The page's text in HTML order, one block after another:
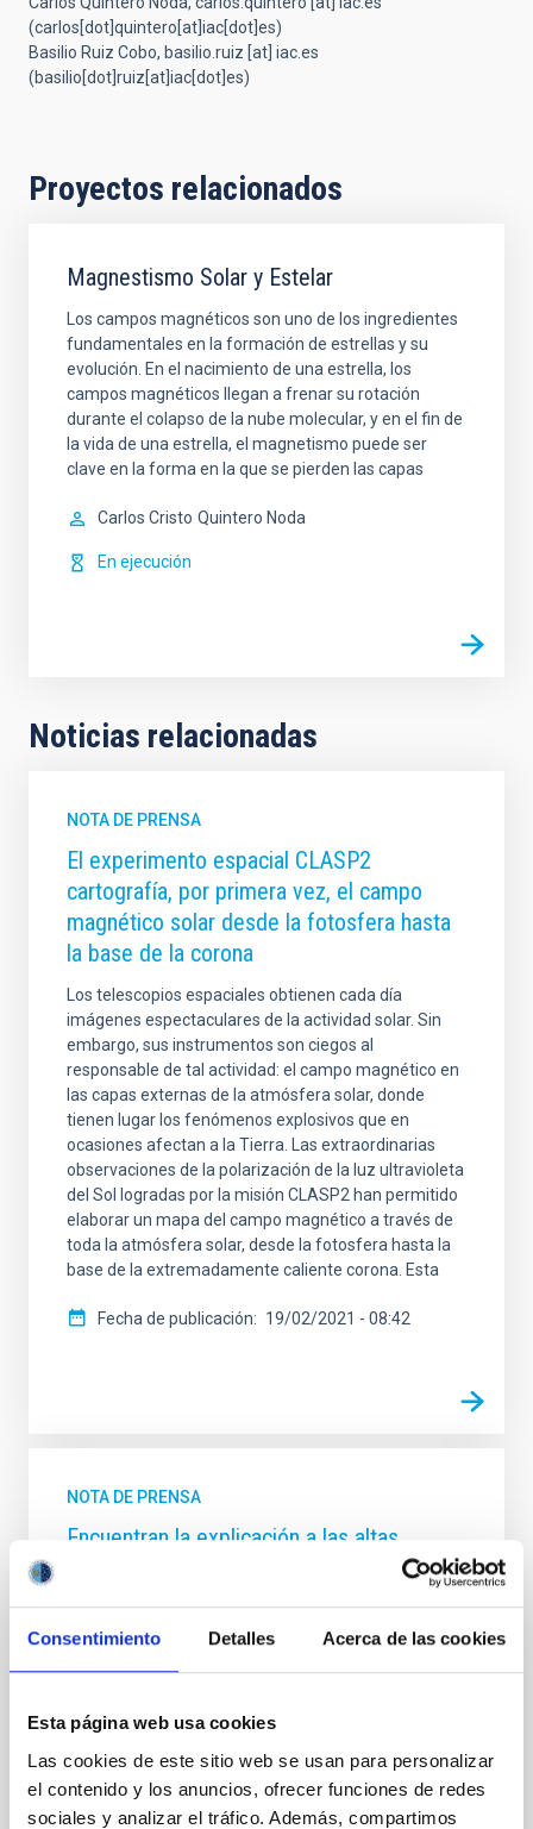
Consentimiento Detalles Acerca de las cookies
Esta página web usa cookies
Las cookies de este sitio web se usan para personalizar
el contenido y los anuncios, ofrecer funciones de redes
sociales y analizar el tráfico. Además, compartimos
(carlos[dot]quintero[at]iac[dot]es)
Basilio Ruiz Cobo, basilio.ruiz [at] iac.es
(basilio[dot]ruiz[at]iac[dot]es)
Proyectos relacionados
Magnestismo Solar y Estelar
Los campos magnéticos son uno de los ingredientes
fundamentales en la formación de estrellas y su
evolución. En el nacimiento de una estrella, los
campos magnéticos llegan a frenar su rotación
durante el colapso de la nube molecular, y en el fin de
la vida de una estrella, el magnetismo puede ser
clave en la forma en la que se pierden las capas
Carlos Cristo Quintero Noda
En ejecución
Noticias relacionadas
NOTA DE PRENSA
El experimento espacial CLASP2
cartografía, por primera vez, el campo
magnético solar desde la fotosfera hasta
la base de la corona
Los telescopios espaciales obtienen cada día
imágenes espectaculares de la actividad solar. Sin
embargo, sus instrumentos son ciegos al
responsable de tal actividad: el campo magnético en
las capas externas de la atmósfera solar, donde
tienen lugar los fenómenos explosivos que en
ocasiones afectan a la Tierra. Las extraordinarias
observaciones de la polarización de la luz ultravioleta
del Sol logradas por la misión CLASP2 han permitido
elaborar un mapa del campo magnético a través de
toda la atmósfera solar, desde la fotosfera hasta la
base de la extremadamente caliente corona. Esta
Fecha de publicación 19/02/2021 - 08:42
NOTA DE PRENSA
Encuentran la explicación a las altas
Pie de foto: Eclipse total de Sol desde Novosibirsk
(Rusia). En un eclipse total de Sol, la Luna tapa
brillantes. Créditos: J.C. Casado & D. López -
starryearth.com. Shelios 2008. Un equipo
internacional liderado por la Universidad de Queen,
de Belfast, y en el que participa el investigador del